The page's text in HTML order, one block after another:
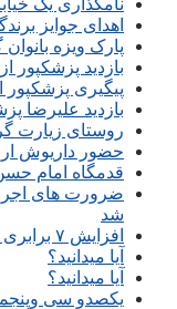
نامگذاری یک
اهدای جوایز
پارک ویزه
بازدید پزشکپور
پیگیری
بازدید علیرضا
روستای زیارت
حضور داریوش
قدمگاه امام
ضرورت های
شد
افزایش ۷ برابری مساعدت به هیات های ورزشی
آیا میدانید؟
آیا میدانید؟
یکصدو سی